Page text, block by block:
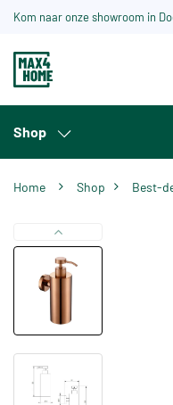
Kom naar onze showroom in
Shop
Home Shop Best-